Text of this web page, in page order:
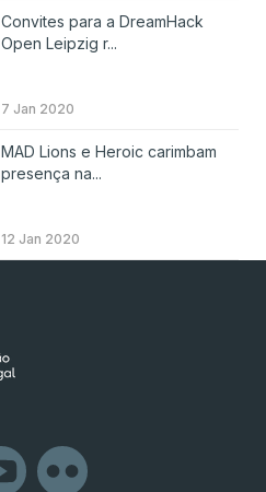
Convites para a DreamHack
Open Leipzig r...
7 Jan 2020
MAD Lions e Heroic carimbam
presença na...
12 Jan 2020